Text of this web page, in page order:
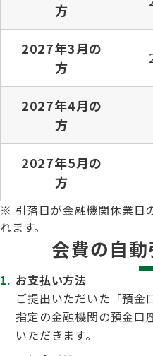
方
2027年3月の
方
2027年4月の
方
2027年5月の
方
※ 引落日が金融機関休業日
れます。
会費の自
お支払い方法
ご提出いただいた「預金
指定の金融機関の預金口
いただきます。